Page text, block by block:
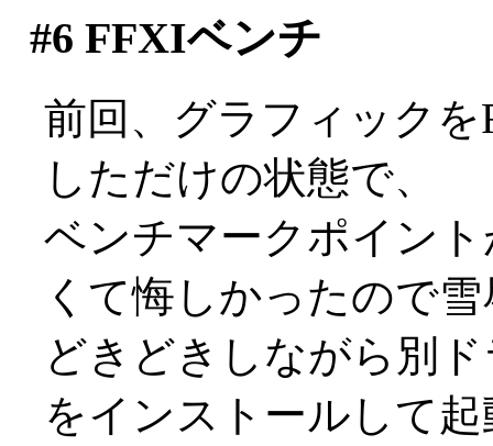
#6 FFXIベンチ
前回、グラフィック
しただけの状態で、
ベンチマークポイン
くて悔しかったので
どきどきしながら別
をインストールして起